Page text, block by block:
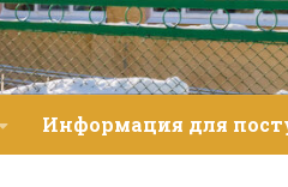
Информация для